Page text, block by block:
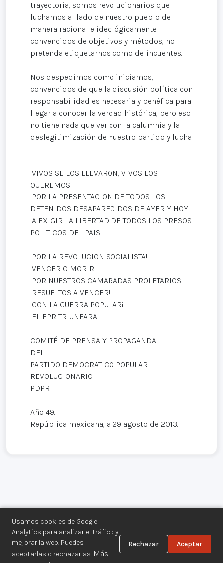
Usamos cookies de Google
Analytics para analizar el tráfico y
mejorar la web. Puedes
aceptarlas o rechazarlas. Más
Rechazar Aceptar
trayectoria, somos revolucionarios que
luchamos al lado de nuestro pueblo de
manera racional e ideológicamente
convencidos de objetivos y métodos, no
pretenda etiquetarnos como delincuentes.
Nos despedimos como iniciamos,
convencidos de que la discusión política con
responsabilidad es necesaria y benéfica para
llegar a conocer la verdad histórica, pero eso
no tiene nada que ver con la calumnia y la
deslegitimización de nuestro partido y lucha.
¡VIVOS SE LOS LLEVARON, VIVOS LOS
QUEREMOS!
¡POR LA PRESENTACION DE TODOS LOS
DETENIDOS DESAPARECIDOS DE AYER Y HOY!
¡A EXIGIR LA LIBERTAD DE TODOS LOS PRESOS
POLITICOS DEL PAIS!
¡POR LA REVOLUCION SOCIALISTA!
¡VENCER O MORIR!
¡POR NUESTROS CAMARADAS PROLETARIOS!
¡RESUELTOS A VENCER!
¡CON LA GUERRA POPULAR¡
¡EL EPR TRIUNFARA!
COMITÉ DE PRENSA Y PROPAGANDA
DEL
PARTIDO DEMOCRATICO POPULAR
REVOLUCIONARIO
PDPR
Año 49.
República mexicana, a 29 agosto de 2013.
Centro de Documentación de los
Movimientos Armados©